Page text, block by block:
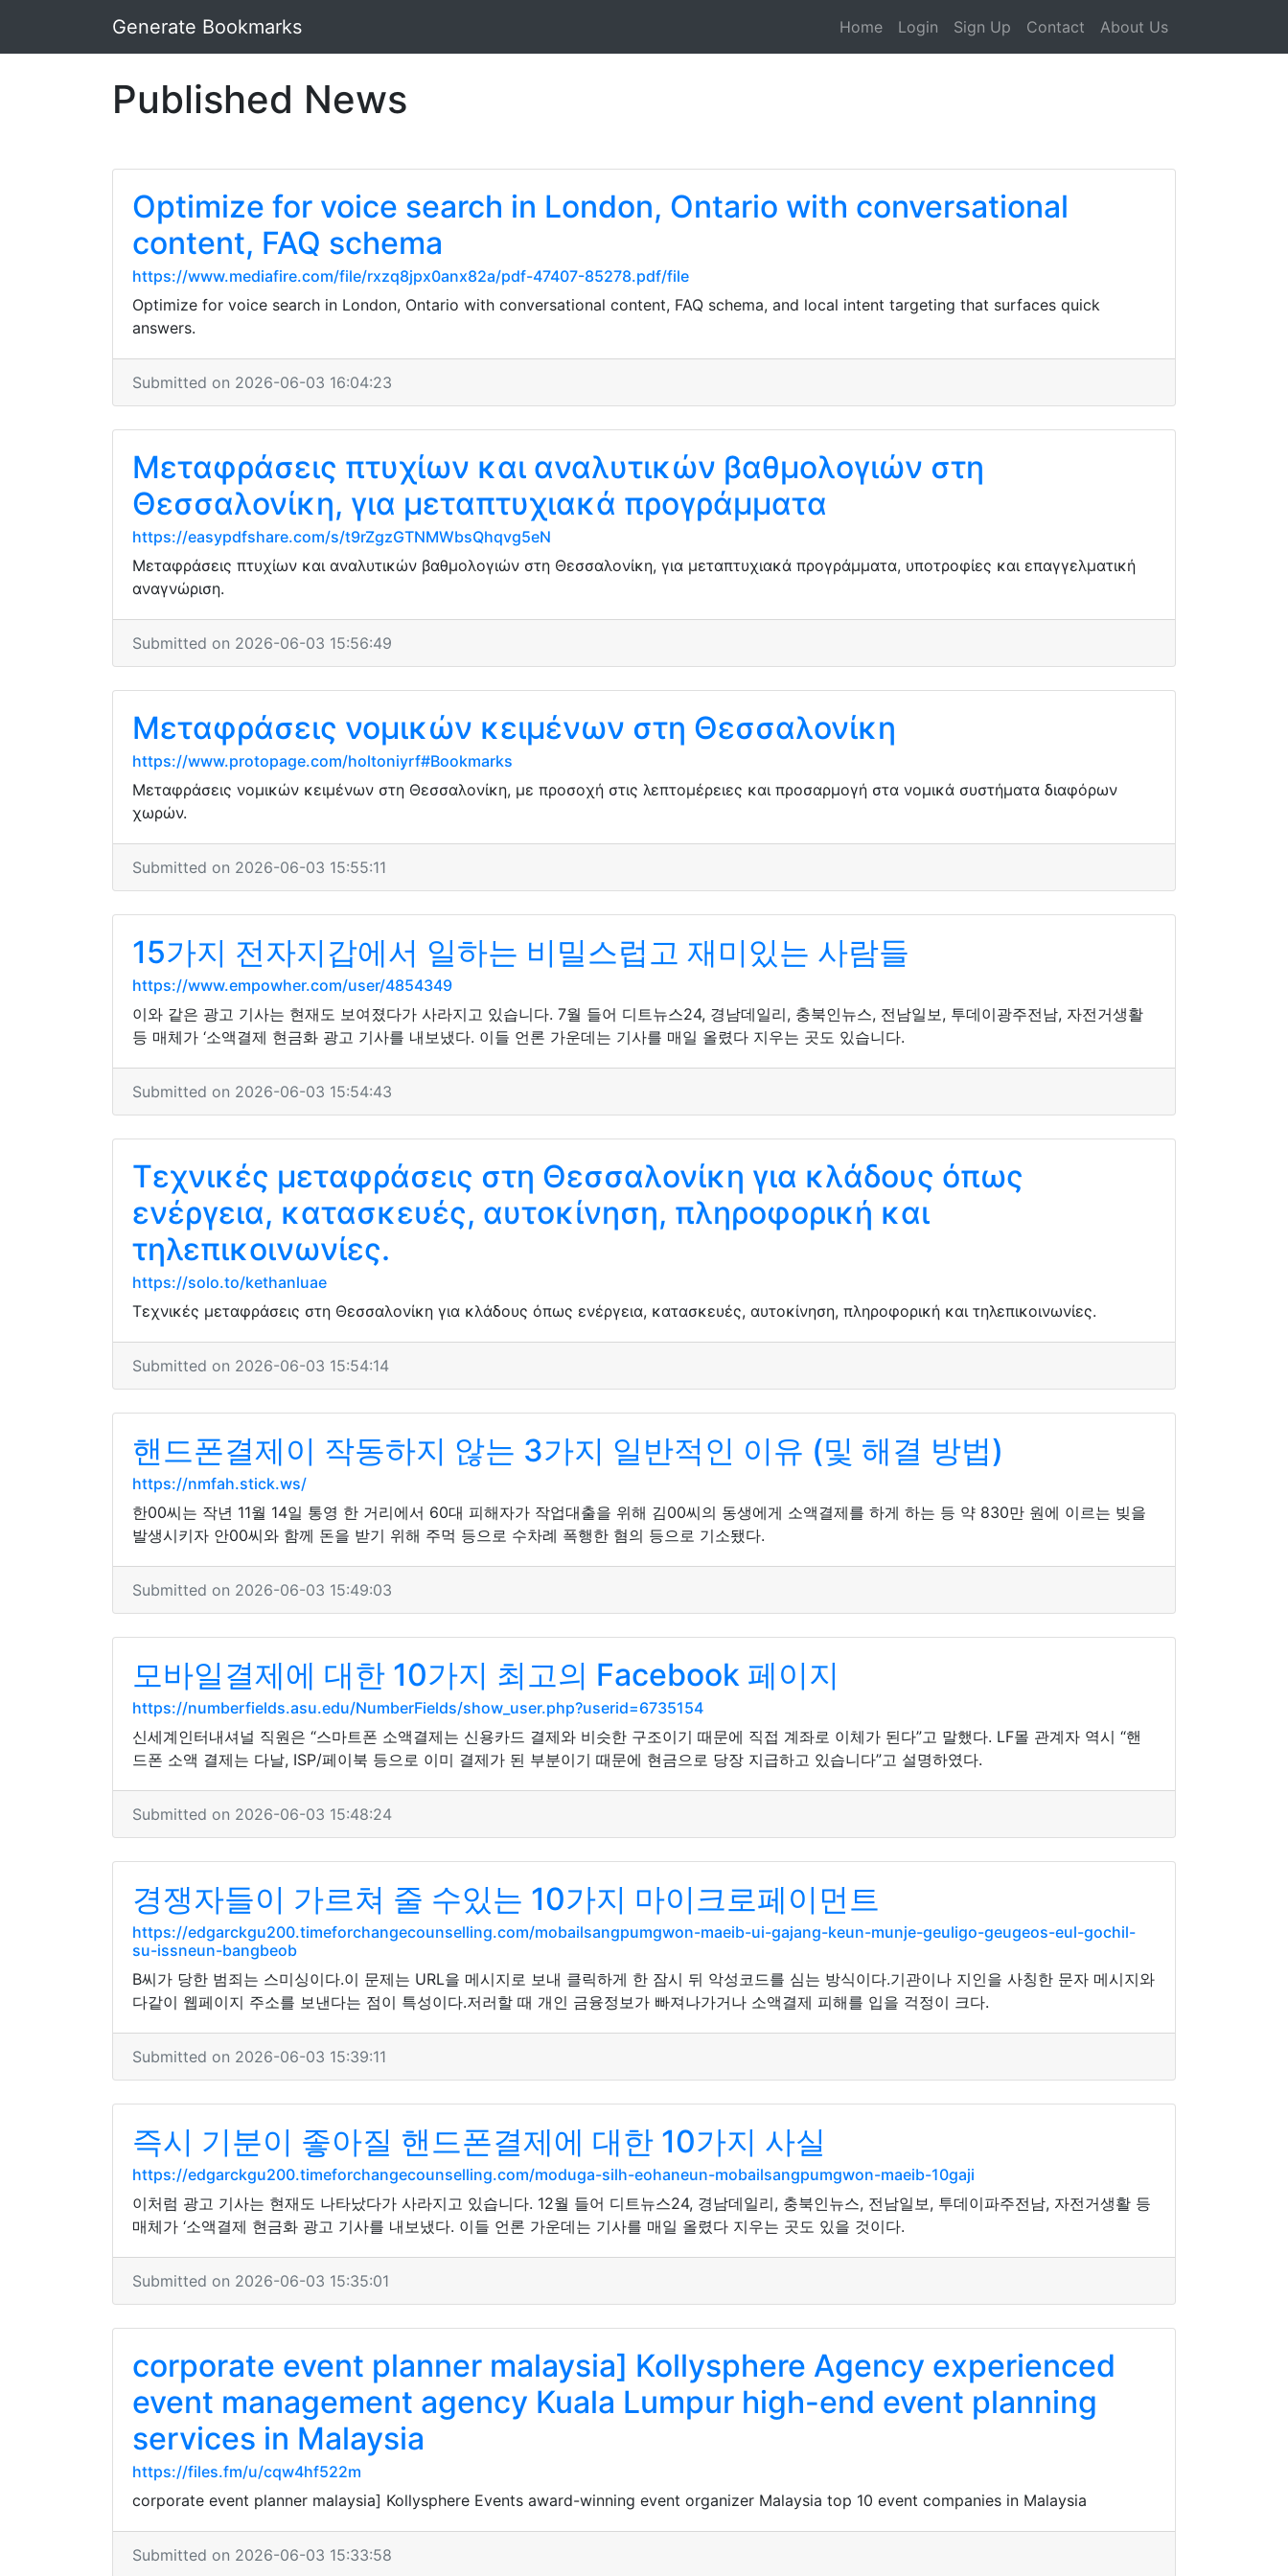
Generate Bookmarks Home Login Sign Up Contact About Us
Published News
Optimize for voice search in London, Ontario with conversational
content, FAQ schema
https://www.mediafire.com/file/rxzq8jpx0anx82a/pdf-47407-85278.pdf/file
Optimize for voice search in London, Ontario with conversational content, FAQ schema, and local intent targeting that surfaces quick
answers.
Submitted on 2026-06-03 16:04:23
Μεταφράσεις πτυχίων και αναλυτικών βαθμολογιών στη
Θεσσαλονίκη, για μεταπτυχιακά προγράμματα
https://easypdfshare.com/s/t9rZgzGTNMWbsQhqvg5eN
Μεταφράσεις πτυχίων και αναλυτικών βαθμολογιών στη Θεσσαλονίκη, για μεταπτυχιακά προγράμματα, υποτροφίες και επαγγελματική
αναγνώριση.
Submitted on 2026-06-03 15:56:49
Μεταφράσεις νομικών κειμένων στη Θεσσαλονίκη
https://www.protopage.com/holtoniyrf#Bookmarks
Μεταφράσεις νομικών κειμένων στη Θεσσαλονίκη, με προσοχή στις λεπτομέρειες και προσαρμογή στα νομικά συστήματα διαφόρων
χωρών.
Submitted on 2026-06-03 15:55:11
15가지 전자지갑에서 일하는 비밀스럽고 재미있는 사람들
https://www.empowher.com/user/4854349
이와 같은 광고 기사는 현재도 보여졌다가 사라지고 있습니다. 7월 들어 디트뉴스24, 경남데일리, 충북인뉴스, 전남일보, 투데이광주전남, 자전거생활
등 매체가 ‘소액결제 현금화 광고 기사를 내보냈다. 이들 언론 가운데는 기사를 매일 올렸다 지우는 곳도 있습니다.
Submitted on 2026-06-03 15:54:43
Τεχνικές μεταφράσεις στη Θεσσαλονίκη για κλάδους όπως
ενέργεια, κατασκευές, αυτοκίνηση, πληροφορική και
τηλεπικοινωνίες.
https://solo.to/kethanluae
Τεχνικές μεταφράσεις στη Θεσσαλονίκη για κλάδους όπως ενέργεια, κατασκευές, αυτοκίνηση, πληροφορική και τηλεπικοινωνίες.
Submitted on 2026-06-03 15:54:14
핸드폰결제이 작동하지 않는 3가지 일반적인 이유 (및 해결 방법)
https://nmfah.stick.ws/
한00씨는 작년 11월 14일 통영 한 거리에서 60대 피해자가 작업대출을 위해 김00씨의 동생에게 소액결제를 하게 하는 등 약 830만 원에 이르는 빚을
발생시키자 안00씨와 함께 돈을 받기 위해 주먹 등으로 수차례 폭행한 혐의 등으로 기소됐다.
Submitted on 2026-06-03 15:49:03
모바일결제에 대한 10가지 최고의 Facebook 페이지
https://numberfields.asu.edu/NumberFields/show_user.php?userid=6735154
신세계인터내셔널 직원은 “스마트폰 소액결제는 신용카드 결제와 비슷한 구조이기 때문에 직접 계좌로 이체가 된다”고 말했다. LF몰 관계자 역시 “핸
드폰 소액 결제는 다날, ISP/페이북 등으로 이미 결제가 된 부분이기 때문에 현금으로 당장 지급하고 있습니다”고 설명하였다.
Submitted on 2026-06-03 15:48:24
경쟁자들이 가르쳐 줄 수있는 10가지 마이크로페이먼트
https://edgarckgu200.timeforchangecounselling.com/mobailsangpumgwon-maeib-ui-gajang-keun-munje-geuligo-geugeos-eul-gochil-
su-issneun-bangbeob
B씨가 당한 범죄는 스미싱이다.이 문제는 URL을 메시지로 보내 클릭하게 한 잠시 뒤 악성코드를 심는 방식이다.기관이나 지인을 사칭한 문자 메시지와
다같이 웹페이지 주소를 보낸다는 점이 특성이다.저러할 때 개인 금융정보가 빠져나가거나 소액결제 피해를 입을 걱정이 크다.
Submitted on 2026-06-03 15:39:11
즉시 기분이 좋아질 핸드폰결제에 대한 10가지 사실
https://edgarckgu200.timeforchangecounselling.com/moduga-silh-eohaneun-mobailsangpumgwon-maeib-10gaji
이처럼 광고 기사는 현재도 나타났다가 사라지고 있습니다. 12월 들어 디트뉴스24, 경남데일리, 충북인뉴스, 전남일보, 투데이파주전남, 자전거생활 등
매체가 ‘소액결제 현금화 광고 기사를 내보냈다. 이들 언론 가운데는 기사를 매일 올렸다 지우는 곳도 있을 것이다.
Submitted on 2026-06-03 15:35:01
corporate event planner malaysia] Kollysphere Agency experienced
event management agency Kuala Lumpur high-end event planning
services in Malaysia
https://files.fm/u/cqw4hf522m
corporate event planner malaysia] Kollysphere Events award-winning event organizer Malaysia top 10 event companies in Malaysia
Submitted on 2026-06-03 15:33:58